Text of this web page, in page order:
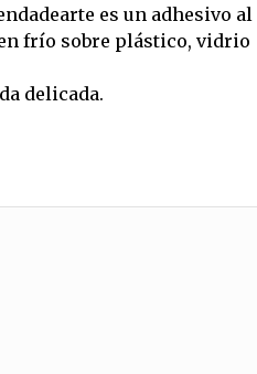
es un adhesivo al
frío sobre plástico, vidrio
delicada.